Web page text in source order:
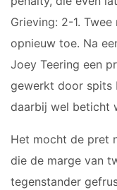
Grieving: 2-1.
opnieuw toe. Na
Joey Teering een
gewerkt door spits
daarbij wel beticht
Het mocht de pret
die de marge van
tegenstander